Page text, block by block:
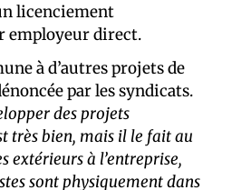
licenciement
employeur direct.
à d’autres projets de
par les syndicats.
des projets
très bien, mais il le fait au
extérieurs à l’entreprise,
sont physiquement dans